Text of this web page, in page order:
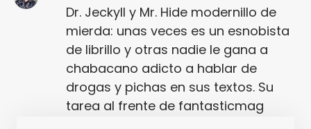
Dr. Jeckyll y Mr. Hide modernillo de
mierda: unas veces es un esnobista
de librillo y otras nadie le gana a
chabacano adicto a hablar de
drogas y pichas en sus textos. Su
tarea al frente de fantasticmag